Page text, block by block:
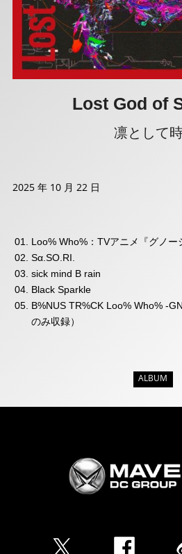
Lost God of
凛として
2025 年 10 月 22 日
Loo% Who%：TVアニメ『グノ
Sα.SO.RI.
sick mind B rain
Black Sparkle
B%NUS TR%CK Loo% Who% -
のみ収録）
ALBUM